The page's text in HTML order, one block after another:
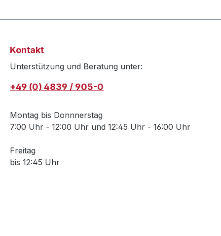
Kontakt
Unterstützung und Beratung unter:
+49 (0) 4839 / 905-0
Montag bis Donnnerstag
7:00 Uhr - 12:00 Uhr und 12:45 Uhr - 16:00 Uhr
Freitag
bis 12:45 Uhr